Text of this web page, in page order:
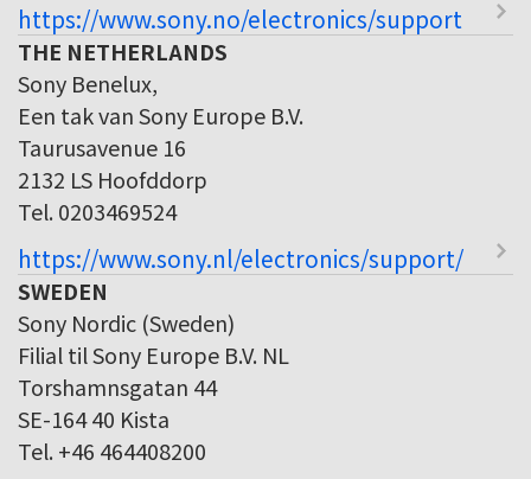
https://www.sony.no/electronics/support
THE NETHERLANDS
Sony Benelux,
Een tak van Sony Europe B.V.
Taurusavenue 16
2132 LS Hoofddorp
Tel. 0203469524
https://www.sony.nl/electronics/support/
SWEDEN
Sony Nordic (Sweden)
Filial til Sony Europe B.V. NL
Torshamnsgatan 44
SE-164 40 Kista
Tel. +46 464408200